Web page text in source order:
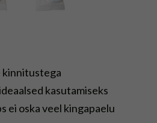
kinnitustega
kasutamiseks
ei oska veel kingapaelu